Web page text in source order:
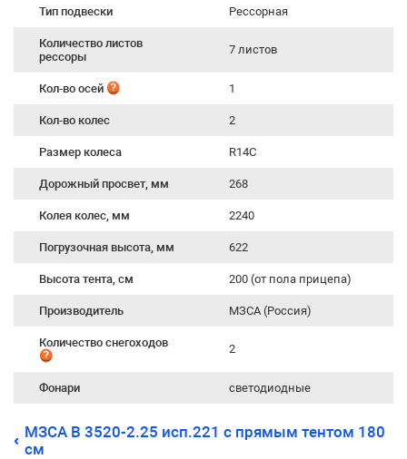
Тип подвески Рессорная
Количество листов
рессоры
7 листов
Кол-во осей 1
Кол-во колес 2
Размер колеса R14C
Дорожный просвет, мм 268
Колея колес, мм 2240
Погрузочная высота, мм 622
Высота тента, см 200 (от пола прицепа)
Производитель МЗСА (Россия)
Количество снегоходов 2
Фонари светодиодные
МЗСА B 3520-2.25 исп.221 с прямым тентом 180
см